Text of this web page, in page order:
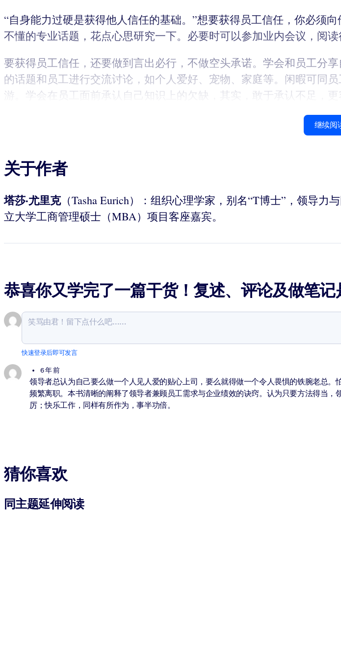
“自身能力过硬是获得他人信任的基础。”想要获得员工信任，你必须
不懂的专业话题，花点心思研究一下。必要时可以参加业内会议，阅读
要获得员工信任，还要做到言出必行，不做空头承诺。学会和员工分
的话题和员工进行交流讨论，如个人爱好、宠物、家庭等。闲暇可同
游。学会在员工面前承认自己知识上的欠缺，其实，敢于承认不足，
继续阅
关于作者
塔莎·尤里克（Tasha Eurich）：组织心理学家，别名“T博士”，领导
立大学工商管理硕士（MBA）项目客座嘉宾。
恭喜你又学完了一篇干货！复述、评论及做笔
快速登录后即可发言
6 年 前
领导者总认为自己要么做一个人见人爱的贴心上司，要么就得做一个令人畏惧的铁腕老总
频繁离职。本书清晰的阐释了领导者兼顾员工需求与企业绩效的诀窍。认为只要方法得当
厉；快乐工作，同样有所作为，事半功倍。
猜你喜欢
同主题延伸阅读